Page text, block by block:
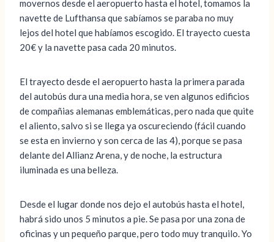
movernos desde el aeropuerto hasta el hotel, tomamos la
navette de Lufthansa que sabíamos se paraba no muy
lejos del hotel que habíamos escogido. El trayecto cuesta
20€ y la navette pasa cada 20 minutos.
El trayecto desde el aeropuerto hasta la primera parada
del autobús dura una media hora, se ven algunos edificios
de compañias alemanas emblemáticas, pero nada que quite
el aliento, salvo si se llega ya oscureciendo (fácil cuando
se esta en invierno y son cerca de las 4), porque se pasa
delante del Allianz Arena, y de noche, la estructura
iluminada es una belleza.
Desde el lugar donde nos dejo el autobús hasta el hotel,
habrá sido unos 5 minutos a pie. Se pasa por una zona de
oficinas y un pequeño parque, pero todo muy tranquilo. Yo